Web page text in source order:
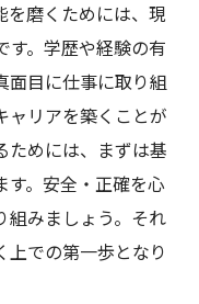
を磨くためには、現
す。学歴や経験の有
面目に仕事に取り組
ャリアを築くことが
ためには、まずは基
す。安全・正確を心
組みましょう。それ
での第一歩となり